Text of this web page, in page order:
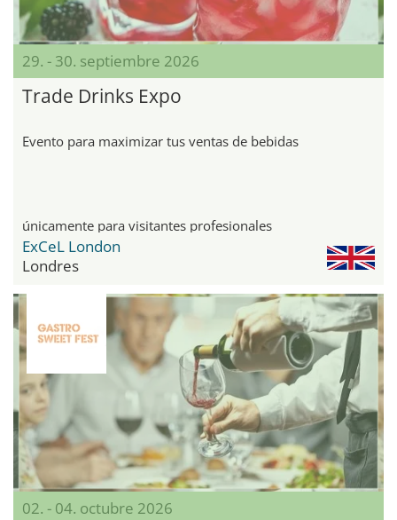
29. - 30. septiembre 2026
Trade Drinks Expo
Evento para maximizar tus ventas de bebidas
únicamente para visitantes profesionales
ExCeL London
Londres
02. - 04. octubre 2026